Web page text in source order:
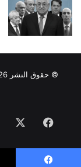
© حقوق النشر 2026، جميع الحقوق محفوظة |
فيسبوك